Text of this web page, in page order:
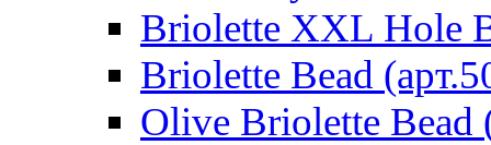
Briolette XXL Hole
Briolette Bead
Olive Briolette Bead